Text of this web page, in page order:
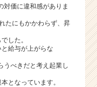
対価に違和感がありま
たにもかかわらず、昇
した。
給与が上がらな
うべきだと考え起業し
となっています。